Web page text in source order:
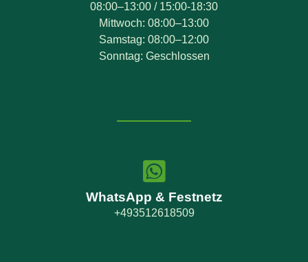
08:00–13:00 / 15:00-18:30
Mittwoch: 08:00–13:00
Samstag: 08:00–12:00
Sonntag: Geschlossen
WhatsApp & Festnetz
+493512618509